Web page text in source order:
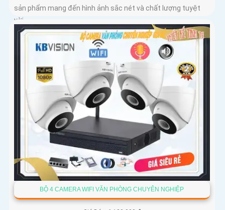
sản phẩm mang đến hình ảnh sắc nét và chất lượng tuyệt
vời
BỘ 4 CAMERA WIFI VĂN PHÒNG CHUYÊN NGHIỆP